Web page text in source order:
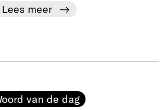
Lees meer
van de dag